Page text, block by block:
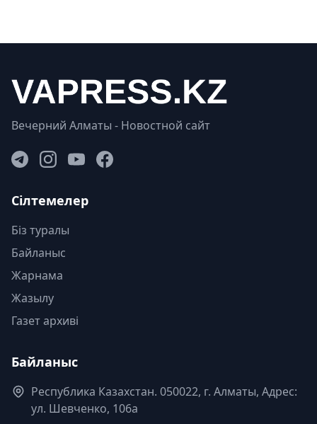
Вечерний Алматы - Новостной сайт
Сілтемелер
Біз туралы
Байланыс
Жарнама
Жазылу
Газет архиві
Байланыс
Республика Казахстан. 050022, г. Алматы, Адрес:
ул. Шевченко, 106а